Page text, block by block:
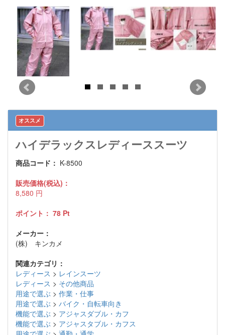
オススメ
ハイデラックスレディーススーツ
商品コード： K-8500
販売価格(税込)：
8,580 円
ポイント： 78 Pt
メーカー：
(株) キンカメ
関連カテゴリ：
レディース > レインスーツ
レディース > その他商品
用途で選ぶ > 作業・仕事
用途で選ぶ > バイク・自転車向き
機能で選ぶ > アジャスダブル・カフ
機能で選ぶ > アジャスタブル・カフス